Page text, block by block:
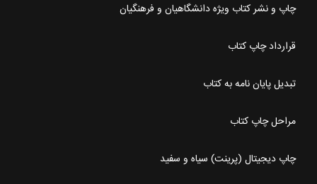
چاپ و نشر کتاب ویژه دانشگاهیان و فرهنگیان
قرارداد چاپ کتاب
تبدیل پایان نامه به کتاب
مراحل چاپ کتاب
چاپ دیجیتال (پرینت) سیاه و سفید